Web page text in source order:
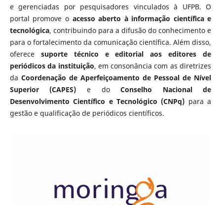
e gerenciadas por pesquisadores vinculados à UFPB. O
portal promove o acesso aberto à informação científica e
tecnológica, contribuindo para a difusão do conhecimento e
para o fortalecimento da comunicação científica. Além disso,
oferece suporte técnico e editorial aos editores de
periódicos da instituição, em consonância com as diretrizes
da Coordenação de Aperfeiçoamento de Pessoal de Nível
Superior (CAPES) e doConselho Nacional de
Desenvolvimento Científico e Tecnológico (CNPq) para a
gestão e qualificação de periódicos científicos.